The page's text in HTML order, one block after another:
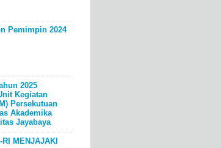
Pemimpin 2024
2025
Kegiatan
Persekutuan
Akademika
Jayabaya
MENJAJAKI